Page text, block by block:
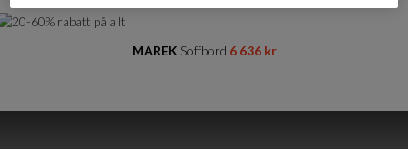
MAREK Soffbord 6 636 kr